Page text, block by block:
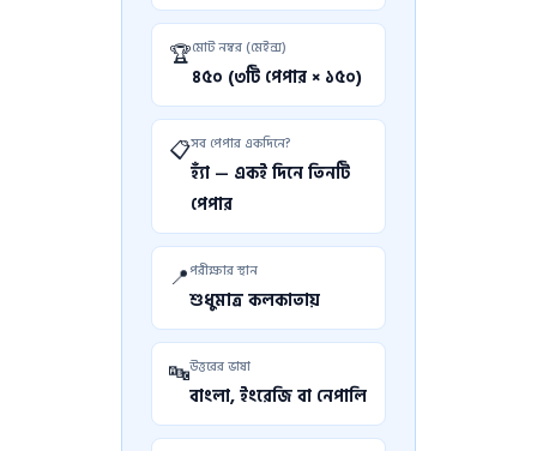
🏆মোট নম্বর (মেইন্স)
৪৫০ (৩টি পেপার × ১৫০)
📋সব পেপার একদিনে?
হ্যাঁ — একই দিনে তিনটি
পেপার
📍পরীক্ষার স্থান
শুধুমাত্র কলকাতায়
🔤উত্তরের ভাষা
বাংলা, ইংরেজি বা নেপালি